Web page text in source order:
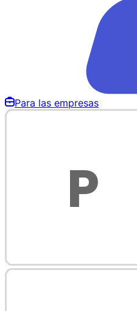
Para las empresas